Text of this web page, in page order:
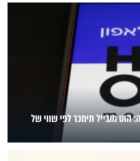
מובייל תימכר לפי שווי של